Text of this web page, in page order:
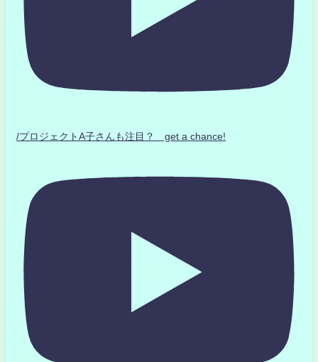
/プロジェクトA子さんも注目？ get a chance!